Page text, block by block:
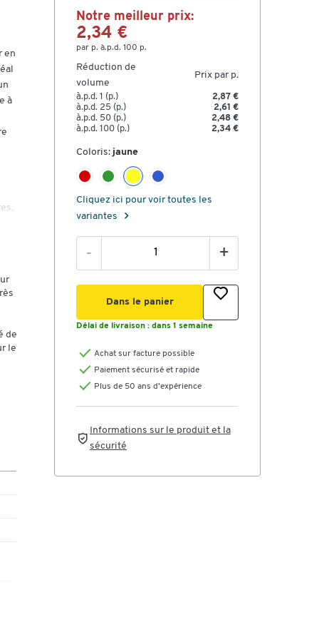
en
à
de
le
Notre meilleur prix:
2,34 €
par p. à.p.d. 100 p.
Réduction de
volume
Prix par p.
à.p.d. 1 (p.)
2,87 €
à.p.d. 25 (p.)
2,61 €
à.p.d. 50 (p.)
2,48 €
à.p.d. 100 (p.)
2,34 €
Coloris: jaune
Cliquez ici pour voir toutes les
variantes
- +
Dans le panier
Délai de livraison : dans 1 semaine
Achat sur facture possible
Paiement sécurisé et rapide
Plus de 50 ans d'expérience
Informations sur le produit et la
sécurité